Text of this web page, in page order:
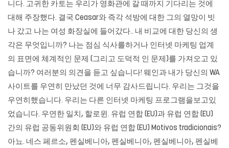
니다. 고귀한 카토는 우리가 영화관에 갈 때까지 기다리는 것에
대해 주장했다. 결국 Ceasar와 즉각 석방에 대한 그의 열망이 빗
나 갔고 나는 여성 화장실에 들어갔다.. 내 비교에 대한 당신의 생
각은 무엇입니까? 나는 점심 식사를하거나 인터넷 마케팅 업계
의 표면에 체계적인 문제 (그리고 도덕적 인 문제)를 가져오고 있
습니까? 여러분의 의견을 듣고 싶습니다! 웨인과 내가 당신의 WA
사이트를 우연히 만났던 것에 너무 감사드립니다. 우리는 그것을
우연히했습니다. 우리는 다른 인터넷 마케팅 프로그램을보고있
었습니다. 우연한 일치, 할로윈. 유럽 ​​연합 (EU)과 유럽 연합 (EU)
간의 유럽 공동위원회 (EU)와 유럽 연합 (EU) Motivos tradicionais?
아뇨. 네스 페르소, 펜실베니아, 펜실베니아, 펜실베니아, 펜실베